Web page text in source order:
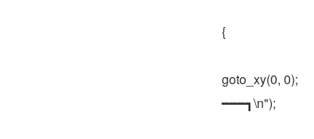
{
goto_xy(0, 0); 	 printf("┏━━━━━━━━━━━━━━━━━━━━━━━━━━━━━━━━━━━━━━━━━━━━━━
━━━┓\n");